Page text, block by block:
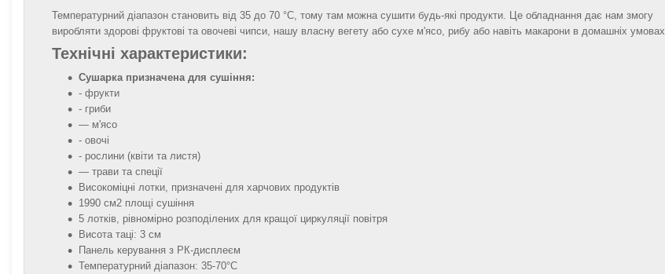
Температурний діапазон становить від 35 до 70 °C, тому там можна сушити будь-які продукти. Це обладнання дає нам змогу
виробляти здорові фруктові та овочеві чипси, нашу власну вегету або сухе м'ясо, рибу або навіть макарони в домашніх умовах.
Технічні характеристики:
Сушарка призначена для сушіння:
- фрукти
- гриби
— м'ясо
- овочі
- рослини (квіти та листя)
— трави та спеції
Високоміцні лотки, призначені для харчових продуктів
1990 см2 площі сушіння
5 лотків, рівномірно розподілених для кращої циркуляції повітря
Висота таці: 3 см
Панель керування з РК-дисплеєм
Температурний діапазон: 35-70°С